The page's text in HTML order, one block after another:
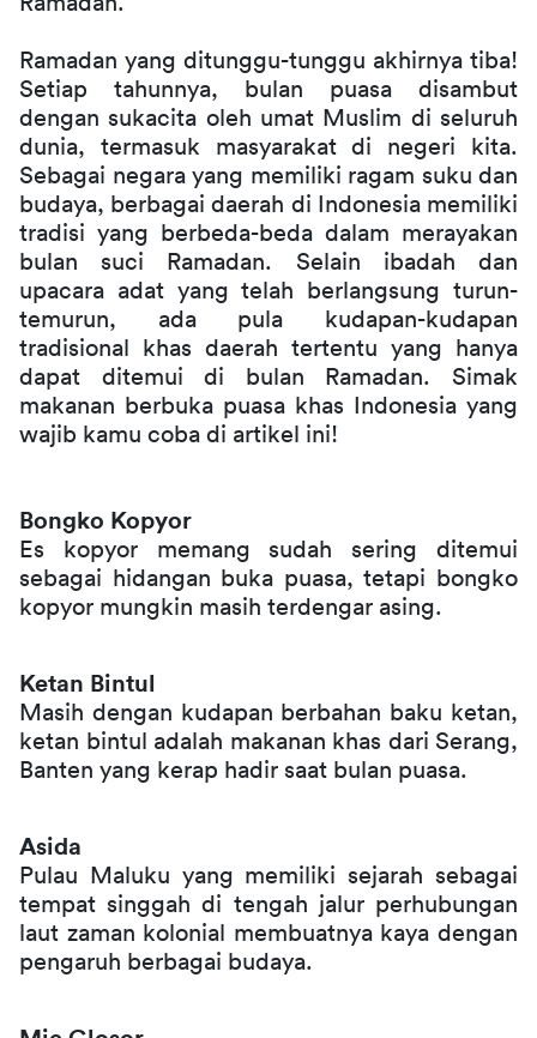
Ramadan yang ditunggu-tunggu akhirnya tiba!
Setiap tahunnya, bulan puasa disambut
dengan sukacita oleh umat Muslim di seluruh
dunia, termasuk masyarakat di negeri kita.
Sebagai negara yang memiliki ragam suku dan
budaya, berbagai daerah di Indonesia memiliki
tradisi yang berbeda-beda dalam merayakan
bulan suci Ramadan. Selain ibadah dan
upacara adat yang telah berlangsung turun-
temurun, ada pula kudapan-kudapan
tradisional khas daerah tertentu yang hanya
dapat ditemui di bulan Ramadan. Simak
makanan berbuka puasa khas Indonesia yang
wajib kamu coba di artikel ini!
Bongko Kopyor
Es kopyor memang sudah sering ditemui
sebagai hidangan buka puasa, tetapi bongko
kopyor mungkin masih terdengar asing.
Ketan Bintul
Masih dengan kudapan berbahan baku ketan,
ketan bintul adalah makanan khas dari Serang,
Banten yang kerap hadir saat bulan puasa.
Asida
Pulau Maluku yang memiliki sejarah sebagai
tempat singgah di tengah jalur perhubungan
laut zaman kolonial membuatnya kaya dengan
pengaruh berbagai budaya.